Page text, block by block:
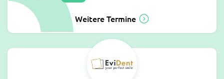
Weitere Termine